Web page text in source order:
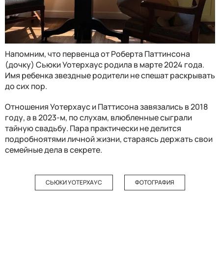
Напомним, что первенца от Роберта Паттинсона
(дочку) Сьюки Уотерхаус родила в марте 2024 года.
Имя ребенка звездные родители не спешат раскрывать
до сих пор.
Отношения Уотерхаус и Паттисона завязались в 2018
году, а в 2023-м, по слухам, влюбленные сыграли
тайную свадьбу. Пара практически не делится
подробноятями личной жизни, стараясь держать свои
семейные дела в секрете.
СЬЮКИ УОТЕРХАУС ФОТОГРАФИЯ